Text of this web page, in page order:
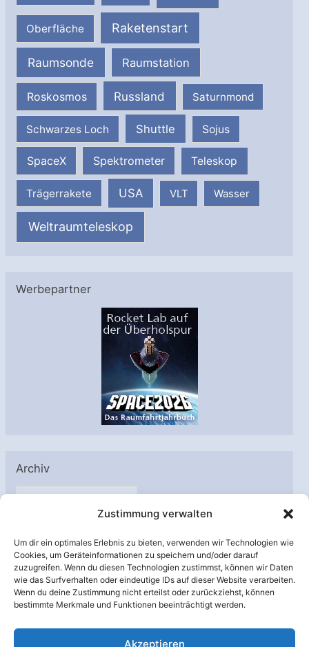
Zustimmung verwalten
Um dir ein optimales Erlebnis zu bieten, verwenden wir Technologien wie
Cookies, um Geräteinformationen zu speichern und/oder darauf
zuzugreifen. Wenn du diesen Technologien zustimmst, können wir Daten
wie das Surfverhalten oder eindeutige IDs auf dieser Website verarbeiten.
Wenn du deine Zustimmung nicht erteilst oder zurückziehst, können
bestimmte Merkmale und Funktionen beeinträchtigt werden.
Akzeptieren
Oberfläche Raketenstart
Raumsonde Raumstation
Roskosmos Russland Saturnmond
Schwarzes Loch Shuttle Sojus
SpaceX Spektrometer Teleskop
Trägerrakete USA VLT Wasser
Weltraumteleskop
Werbepartner
Archiv
A
h
i
v
Unterstützt von: